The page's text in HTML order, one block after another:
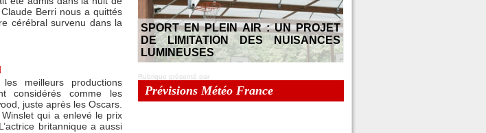
Berri nous a quittés
cérébral survenu dans la
meilleurs productions
considérés comme les
juste après les Oscars.
qui a enlevé le prix
britannique a aussi
SPORT EN PLEIN AIR : UN PROJET
DE LIMITATION DES NUISANCES
LUMINEUSES
Rubrique présenté par
Prévisions Météo France